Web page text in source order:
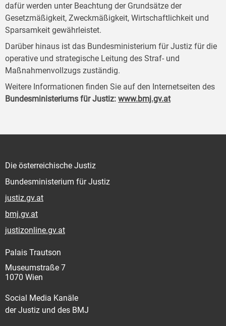
dafür werden unter Beachtung der Grundsätze der
Gesetzmäßigkeit, Zweckmäßigkeit, Wirtschaftlichkeit und
Sparsamkeit gewährleistet.
Darüber hinaus ist das Bundesministerium für Justiz für die
operative und strategische Leitung des Straf- und
Maßnahmenvollzugs zuständig.
Weitere Informationen finden Sie auf den Internetseiten des
Bundesministeriums für Justiz: www.bmj.gv.at
Die österreichische Justiz
Bundesministerium für Justiz
justiz.gv.at
bmj.gv.at
justizonline.gv.at
Palais Trautson
Museumstraße 7
1070 Wien
Social Media Kanäle
der Justiz und des BMJ